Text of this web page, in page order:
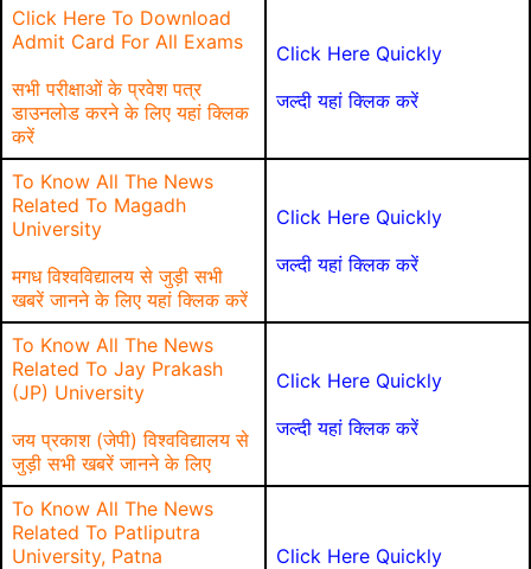
Click Here To Download
Admit Card For All Exams
सभी परीक्षाओं के प्रवेश पत्र
डाउनलोड करने के लिए यहां क्लिक
करें
Click Here Quickly
जल्दी यहां क्लिक करें
To Know All The News
Related To Magadh
University
मगध विश्वविद्यालय से जुड़ी सभी
खबरें जानने के लिए यहां क्लिक करें
Click Here Quickly
जल्दी यहां क्लिक करें
To Know All The News
Related To Jay Prakash
(JP) University
जय प्रकाश (जेपी) विश्वविद्यालय से
जुड़ी सभी खबरें जानने के लिए
Click Here Quickly
जल्दी यहां क्लिक करें
To Know All The News
Related To Patliputra
University, Patna
Click Here Quickly